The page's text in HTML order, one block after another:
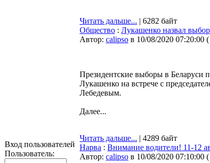
Вход пользователей
Пользователь:
Читать дальше... | 6282 байт
Общество : Лукашенко назвал
Автор: calipso в 10/08/2020 07:20:00 (
Президентские выборы в Беларуси
Лукашенко на встрече с
Лебедевым.
Далее...
Читать дальше... | 4289 байт
Нарва : Внимание водители! 11-12
Автор: calipso в 10/08/2020 07:10:00 (